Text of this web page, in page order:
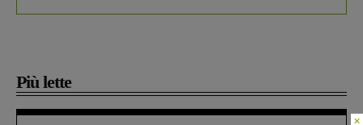
Più lette
×